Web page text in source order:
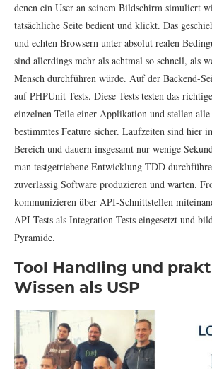
denen ein User an seinem Bildschirm simuliert
tatsächliche Seite bedient und klickt. Das
und echten Browsern unter absolut realen
sind allerdings mehr als achtmal so schnell, als
Mensch durchführen würde. Auf der Backend-
auf PHPUnit Tests. Diese Tests testen das
einzelnen Teile einer Applikation und stellen
bestimmtes Feature sicher. Laufzeiten sind hier
Bereich und dauern insgesamt nur wenige
man testgetriebene Entwicklung TDD
zuverlässig Software produzieren und warten.
kommunizieren über API-Schnittstellen
API-Tests als Integration Tests eingesetzt und
Pyramide.
Tool Handling und
Wissen als USP